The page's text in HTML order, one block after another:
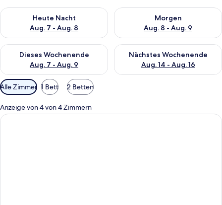
Heute Nacht
Aug. 7 - Aug. 8
Überprüfe die Verfügbarkeit für heute Nacht, Aug. 7 - Aug. 8.
Morgen
Aug. 8 - Aug. 9
Überprüfe die Verfügbarkeit
Dieses Wochenende
Aug. 7 - Aug. 9
Überprüfe die Verfügbarkeit für dieses Wochenende, Aug. 7
Nächstes Wochenende
Aug. 14 - Aug. 16
Überprüfe die Verfügbarkeit
Verfügbare
Filter
für
Zimmer
Alle Zimmer 1 Bett 2 Betten
Anzeige von 4 von 4 Zimmern